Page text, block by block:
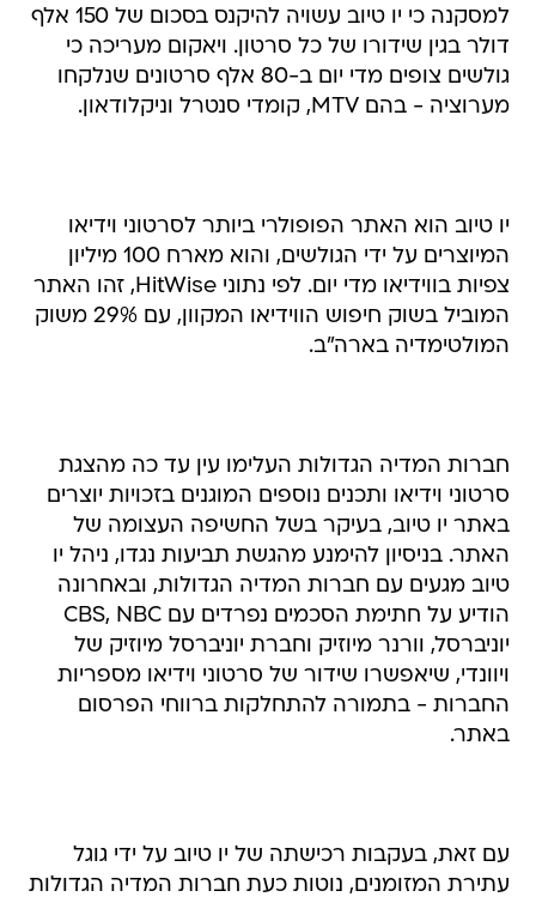
למסקנה כי יו טיוב עשויה להיקנס בסכום של 150 אלף
דולר בגין שידורו של כל סרטון. ויאקום מעריכה כי
גולשים צופים מדי יום ב-80 אלף סרטונים שנלקחו
מערוציה - בהם MTV, קומדי סנטרל וניקלודאון.
יו טיוב הוא האתר הפופולרי ביותר לסרטוני וידיאו
המיוצרים על ידי הגולשים, והוא מארח 100 מיליון
צפיות בווידיאו מדי יום. לפי נתוני HitWise, זהו האתר
המוביל בשוק חיפוש הווידיאו המקוון, עם 29% משוק
המולטימדיה בארה"ב.
חברות המדיה הגדולות העלימו עין עד כה מהצגת
סרטוני וידיאו ותכנים נוספים המוגנים בזכויות יוצרים
באתר יו טיוב, בעיקר בשל החשיפה העצומה של
האתר. בניסיון להימנע מהגשת תביעות נגדו, ניהל יו
טיוב מגעים עם חברות המדיה הגדולות, ובאחרונה
הודיע על חתימת הסכמים נפרדים עם CBS, NBC
יוניברסל, וורנר מיוזיק וחברת יוניברסל מיוזיק של
ויוונדי, שיאפשרו שידור של סרטוני וידיאו מספריות
החברות - בתמורה להתחלקות ברווחי הפרסום
באתר.
עם זאת, בעקבות רכישתה של יו טיוב על ידי גוגל
עתירת המזומנים, נוטות כעת חברות המדיה הגדולות